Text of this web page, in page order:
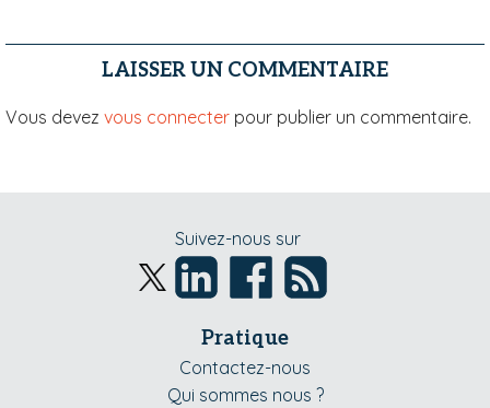
LAISSER UN COMMENTAIRE
Vous devez vous connecter pour publier un commentaire.
Suivez-nous sur
Pratique
Contactez-nous
Qui sommes nous ?